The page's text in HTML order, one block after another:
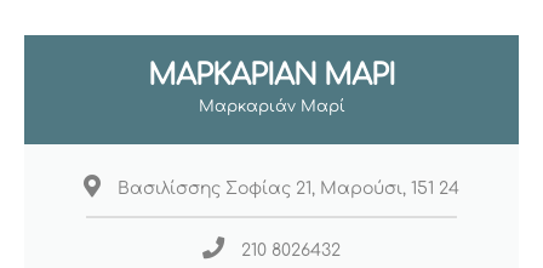
ΜΑΡΚΑΡΙΑΝ ΜΑΡΙ
Μαρκαριάν Μαρί
Βασιλίσσης Σοφίας 21, Μαρούσι, 151 24
210 8026432